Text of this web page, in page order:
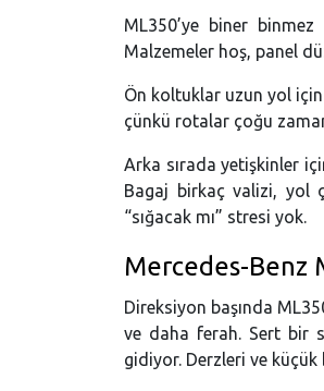
ML350’ye biner
Malzemeler hoş, panel
Ön koltuklar uzun yol için
çünkü rotalar çoğu
Arka sırada yetişkinler
Bagaj birkaç valizi, yol
“sığacak mı” stresi yok.
Mercedes-Benz
Direksiyon başında
ve daha ferah. Sert bir
gidiyor. Derzleri ve